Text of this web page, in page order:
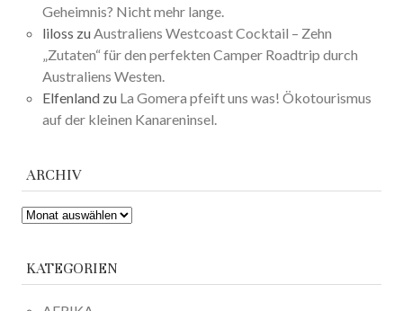
Geheimnis? Nicht mehr lange.
liloss zuAustraliens Westcoast Cocktail – Zehn
„Zutaten“ für den perfekten Camper Roadtrip durch
Australiens Westen.
Elfenland zu La Gomera pfeift uns was! Ökotourismus
auf der kleinen Kanareninsel.
ARCHIV
ARCHIV
KATEGORIEN